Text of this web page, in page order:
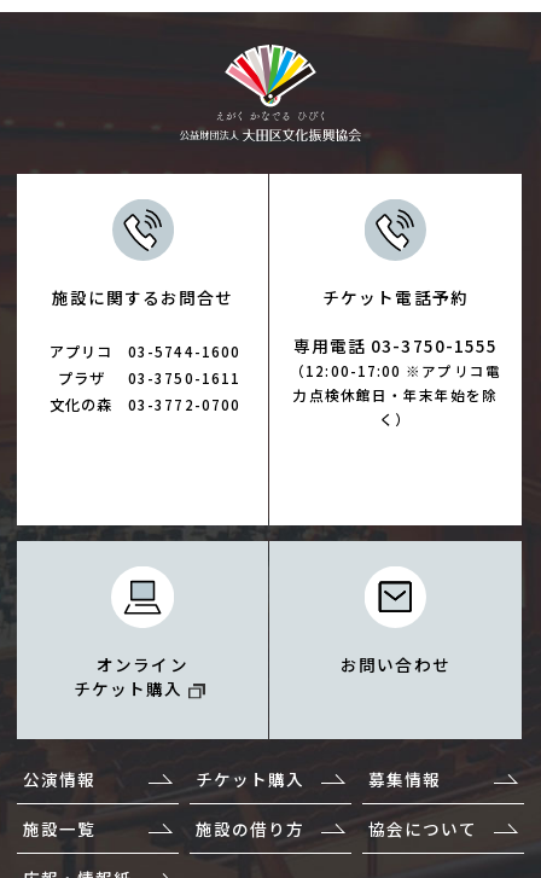
施設に関するお問合せ
アプリコ 03-5744-1600
プラザ 03-3750-1611
文化の森 03-3772-0700
チケット電話予約
専用電話 03-3750-1555
（12:00-17:00 ※アプリコ電
力点検休館日・年末年始を除
く）
オンライン
チケット購入
お問い合わせ
公演情報 チケット購入 募集情報
施設一覧 施設の借り方 協会について